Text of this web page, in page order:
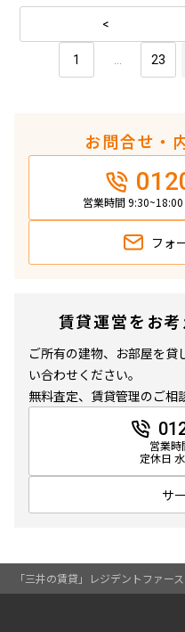
「三井の賃貸」レジデントファー
1 ... 23
お問合せ・
営業時間
フォ
賃貸運営をお
ご所有の建物、お部屋を
い合わせください。
無料査定、賃貸管理のご相
営業
定休日
サ